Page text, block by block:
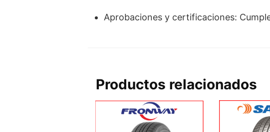
Aprobaciones y certificaciones:
Productos relacionados